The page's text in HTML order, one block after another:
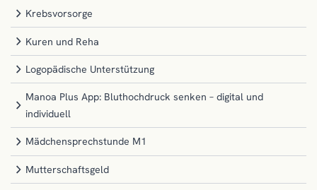
Krebsvorsorge
Kuren und Reha
Logopädische Unterstützung
Manoa Plus App: Bluthochdruck senken – digital und
individuell
Mädchensprechstunde M1
Mutterschaftsgeld